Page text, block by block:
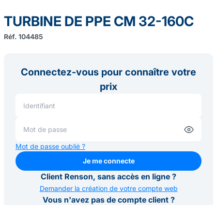
TURBINE DE PPE CM 32-160C
Réf. 104485
Connectez-vous pour connaître votre
prix
Mot de passe oublié ?
Je me connecte
Je me connecte
Client Renson, sans accès en ligne ?
Demander la création de votre compte web
Vous n'avez pas de compte client ?